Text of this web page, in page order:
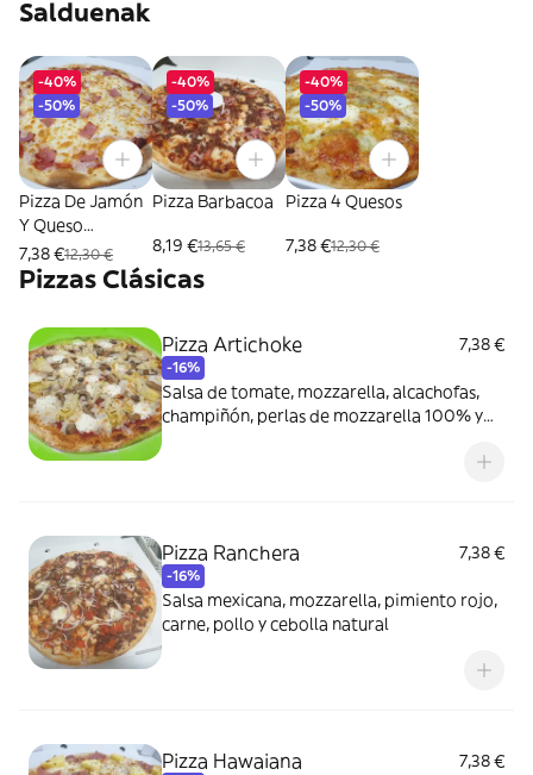
Salduenak
-40%
-50%
Pizza De Jamón
Y Queso
Mozzarella
7,38 €12,30 €
-40%
-50%
Pizza Barbacoa
8,19 €13,65 €
-40%
-50%
Pizza 4 Quesos
7,38 €12,30 €
Pizzas Clásicas
Pizza Artichoke
-16%
7,38 €
Salsa de tomate, mozzarella, alcachofas,
champiñón, perlas de mozzarella 100% y
Pizza Ranchera
-16%
7,38 €
Salsa mexicana, mozzarella, pimiento rojo,
carne, pollo y cebolla natural
Pizza Hawaiana 7,38 €